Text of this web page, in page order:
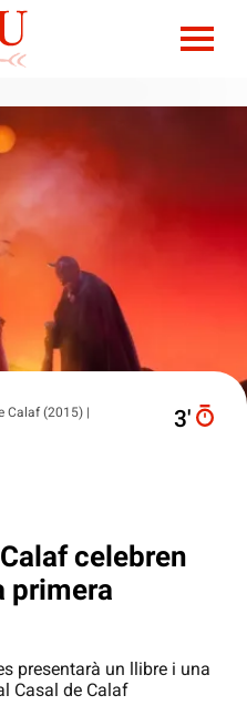
Calaf (2015) |
3′
celebren
primera
presentarà un llibre i una
Casal de Calaf